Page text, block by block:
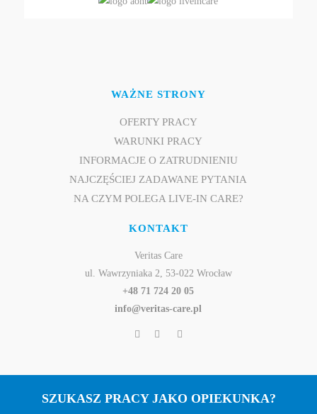
WAŻNE STRONY
OFERTY PRACY
WARUNKI PRACY
INFORMACJE O ZATRUDNIENIU
NAJCZĘŚCIEJ ZADAWANE PYTANIA
NA CZYM POLEGA LIVE-IN CARE?
KONTAKT
Veritas Care
ul. Wawrzyniaka 2, 53-022 Wrocław
+48 71 724 20 05
info@veritas-care.pl
SZUKASZ PRACY JAKO OPIEKUNKA?